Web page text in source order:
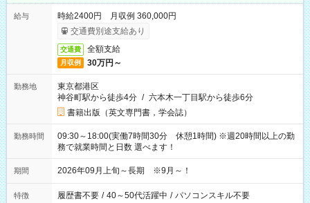
給与
時給2400円 月収例 360,000円
交通費別途支給あり
交通費 全額支給
月収例 30万円～
勤務地
東京都港区
神谷町駅から徒歩4分 / 六本木一丁目駅から徒歩6分
書籍出版（英文専門書，学会誌）
勤務時間
09:30～18:00(実働7時間30分 休憩1時間) ※週20時間以上の勤
務で就業時間と日数 選べます！
期間 2026年09月上旬～長期 ※9月～！
特徴 履歴書不要 / 40～50代活躍中 / パソコンスキル不要